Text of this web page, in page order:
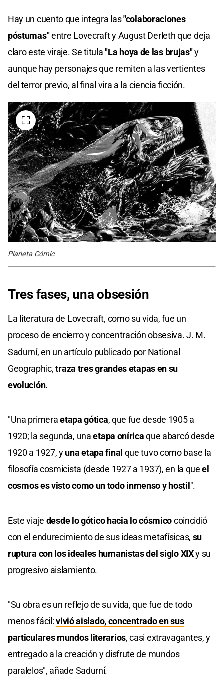
Hay un cuento que integra las"colaboraciones
póstumas"entre Lovecraft y August Derleth que deja
claro este viraje. Se titula"La hoya de las brujas"y
aunque hay personajes que remiten a las vertientes
del terror previo, al final vira a la ciencia ficción.
Planeta Cómic
Tres fases, una obsesión
La literatura de Lovecraft, como su vida, fue un
proceso de encierro y concentración obsesiva. J. M.
Sadurní, en un artículo publicado por National
Geographic,traza tres grandes etapas en su
evolución.
"Una primeraetapa gótica, que fue desde 1905 a
1920; la segunda, unaetapa oníricaque abarcó desde
1920 a 1927, yuna etapa final que tuvo como base la
filosofía cosmicista (desde 1927 a 1937), en la queel
cosmos es visto como un todo inmenso y hostil ".
Este viaje desde lo gótico hacia lo cósmicocoincidió
con el endurecimiento de sus ideas metafísicas, su
ruptura con los ideales humanistas del siglo XIXy su
progresivo aislamiento.
"Su obra es un reflejo de su vida, que fue de todo
menos fácil:vivió aislado, concentrado en sus
particulares mundos literarios, casi extravagantes, y
entregado a la creación y disfrute de mundos
paralelos", añade Sadurní.